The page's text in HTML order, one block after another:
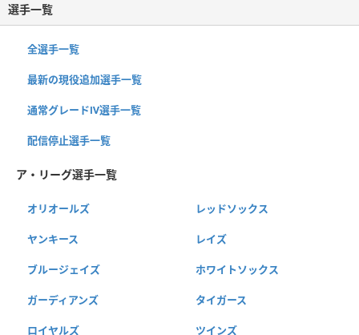
選手一覧
全選手一覧
最新の現役追加選手一覧
通常グレードⅣ選手一覧
配信停止選手一覧
ア・リーグ選手一覧
オリオールズ レッドソックス
ヤンキース レイズ
ブルージェイズ ホワイトソックス
ガーディアンズ タイガース
ロイヤルズ ツインズ